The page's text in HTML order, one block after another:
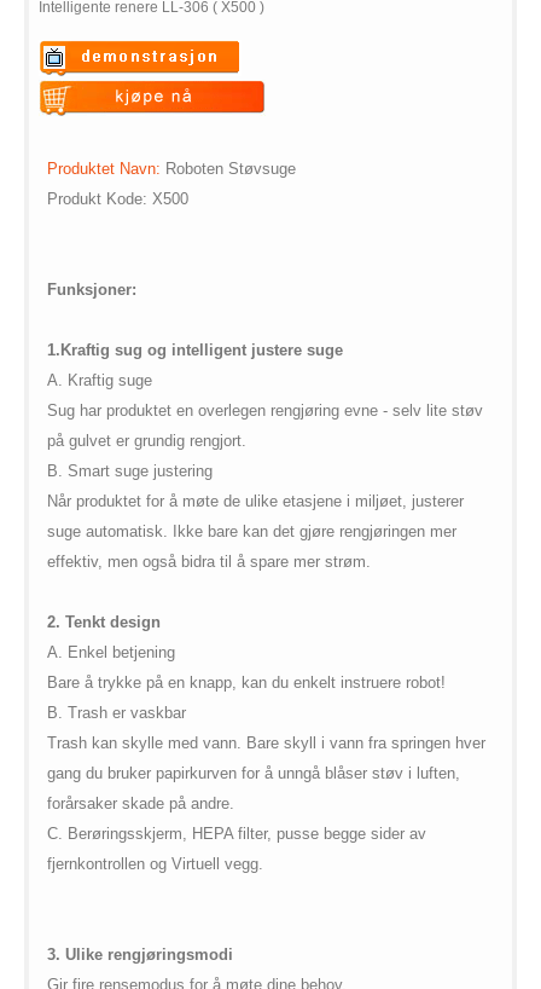
Intelligente renere LL-306 ( X500 )
Warning
: Undefined variable
$vii_demo_video_text in
global.com/includes/templates/theme100/templates/
$vii_buy_now_text in
/web/m.liectroux-
Produktet Navn: Roboten Støvsuge
Produkt Kode: X500
Funksjoner:
1.Kraftig sug og intelligent justere suge
A. Kraftig suge
Sug har produktet en overlegen rengjøring evne - selv lite støv
på gulvet er grundig rengjort.
B. Smart suge justering
Når produktet for å møte de ulike etasjene i miljøet, justerer
suge automatisk. Ikke bare kan det gjøre rengjøringen mer
effektiv, men også bidra til å spare mer strøm.
2. Tenkt design
A. Enkel betjening
Bare å trykke på en knapp, kan du enkelt instruere robot!
B. Trash er vaskbar
Trash kan skylle med vann. Bare skyll i vann fra springen hver
gang du bruker papirkurven for å unngå blåser støv i luften,
forårsaker skade på andre.
C. Berøringsskjerm, HEPA filter, pusse begge sider av
fjernkontrollen og Virtuell vegg.
3. Ulike rengjøringsmodi
Gir fire rensemodus for å møte dine behov.